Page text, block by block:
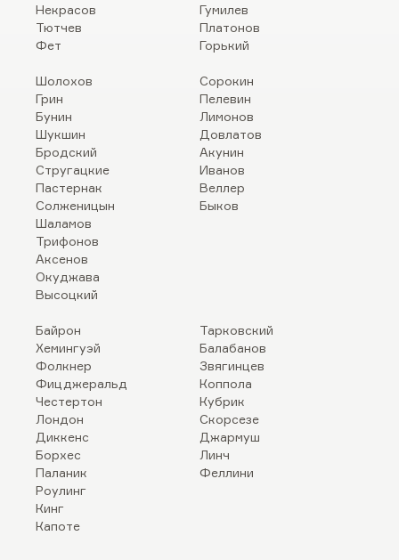
Некрасов
Тютчев
Фет
Гумилев
Платонов
Горький
Шолохов
Грин
Бунин
Шукшин
Бродский
Стругацкие
Пастернак
Солженицын
Шаламов
Трифонов
Аксенов
Окуджава
Высоцкий
Сорокин
Пелевин
Лимонов
Довлатов
Акунин
Иванов
Веллер
Быков
Байрон
Хемингуэй
Фолкнер
Фицджеральд
Честертон
Лондон
Диккенс
Борхес
Паланик
Роулинг
Кинг
Капоте
Тарковский
Балабанов
Звягинцев
Коппола
Кубрик
Скорсезе
Джармуш
Линч
Феллини